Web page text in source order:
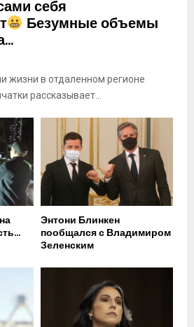
себя
Безумные объемы
жизни в отдаленном регионе
рассказывает...
Энтони Блинкен
пообщался с Владимиром
Зеленским